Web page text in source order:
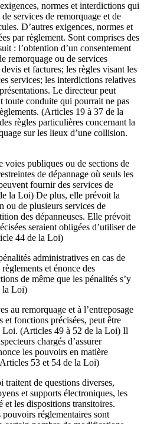
normes et interdictions qui
services de remorquage et de
D’autres exigences, normes et
par règlement. Sont comprises des
: l’obtention d’un consentement
remorquage ou de services
et factures; les règles visant les
services; les interdictions relatives
Le directeur peut
toute conduite qui pourrait ne pas
(Articles 19 à 37 de la
règles particulières concernant la
sur les lieux d’une collision.
publiques ou de sections de
de dépannage où seuls les
fournir des services de
la Loi) De plus, elle prévoit la
ou de plusieurs services de
des dépanneuses. Elle prévoit
seraient obligées d’utiliser de
44 de la Loi)
administratives en cas de
et énonce des
de même que les pénalités s’y
la Loi)
au remorquage et à l’entreposage
et fonctions précisées, peut être
Loi. (Articles 49 à 52 de la Loi) Il
chargés d’assurer
les pouvoirs en matière
53 et 54 de la Loi)
traitent de questions diverses,
et supports électroniques, les
et les dispositions transitoires.
réglementaires sont